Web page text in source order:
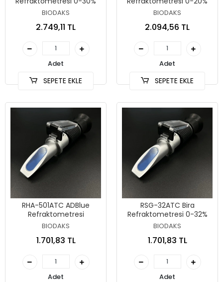
BIODAKS
2.749,11 TL
Adet
SEPETE EKLE
BIODAKS
2.094,56 TL
Adet
SEPETE EKLE
RHA-501ATC ADBlue
Refraktometresi
BIODAKS
1.701,83 TL
Adet
RSG-32ATC Bira
Refraktometresi 0-32%
BIODAKS
1.701,83 TL
Adet